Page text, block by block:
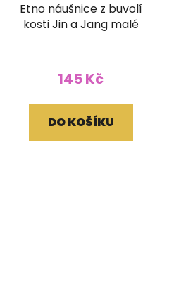
Etno náušnice z buvolí
kosti Jin a Jang malé
145 Kč
DO KOŠÍKU